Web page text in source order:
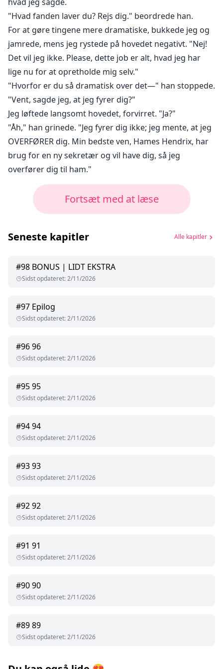
"Hvad fanden laver du? Rejs dig." beordrede han.
For at gøre tingene mere dramatiske, bukkede jeg og
jamrede, mens jeg rystede på hovedet negativt. "Nej!
Det vil jeg ikke. Please, dette job er alt, hvad jeg har
lige nu for at opretholde mig selv."
"Hvorfor er du så dramatisk over det—" han stoppede.
"Vent, sagde jeg, at jeg fyrer dig?"
Jeg løftede langsomt hovedet, forvirret. "Ja?"
"Åh," han grinede. "Jeg fyrer dig ikke; jeg mente, at jeg
OVERFØRER dig. Min bedste ven, Hames Hendrix, har
brug for en ny sekretær og vil have dig, så jeg
overfører dig til ham."
Fortsæt med at læse
Seneste kapitler Alle kapitler
#98 BONUS | LIDT EKSTRA
Sidst opdateret:2/11/2026
#97 Epilog
Sidst opdateret:2/11/2026
#9696
Sidst opdateret:2/11/2026
#9595
Sidst opdateret:2/11/2026
#9494
Sidst opdateret:2/11/2026
#9393
Sidst opdateret:2/11/2026
#9292
Sidst opdateret:2/11/2026
#91 91
Sidst opdateret:2/11/2026
#9090
Sidst opdateret:2/11/2026
#8989
Sidst opdateret:2/11/2026